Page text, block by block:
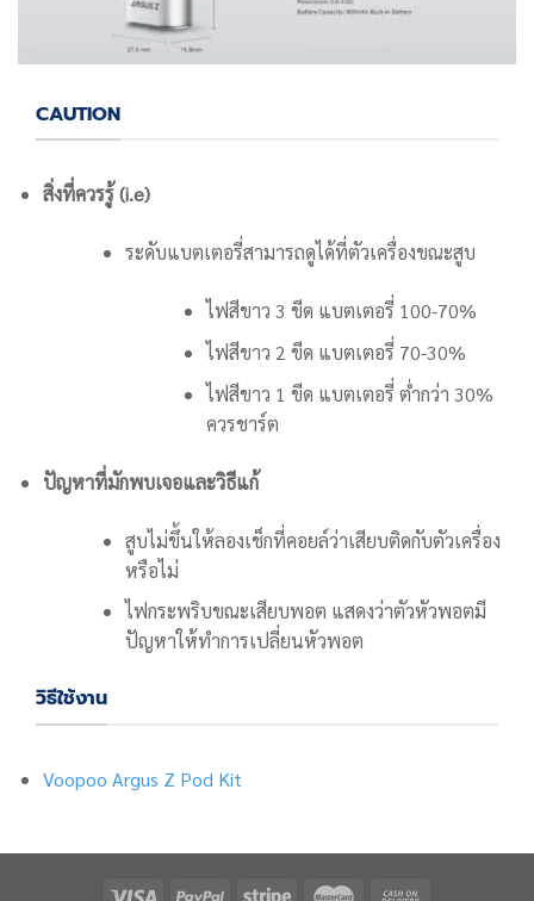
CAUTION
สิ่งที่ควรรู้ (i.e)
ระดับแบตเตอรี่สามารถดูได้ที่ตัวเครื่องขณะสูบ
ไฟสีขาว 3 ขีด แบตเตอรี่ 100-70%
ไฟสีขาว 2 ขีด แบตเตอรี่ 70-30%
ไฟสีขาว 1 ขีด แบตเตอรี่ ต่ำกว่า 30%
ควรชาร์ต
ปัญหาที่มักพบเจอและวิธีแก้
สูบไม่ขึ้นให้ลองเช็กที่คอยล์ว่าเสียบติดกับตัวเครื่อง
หรือไม่
ไฟกระพริบขณะเสียบพอต แสดงว่าตัวหัวพอตมี
ปัญหาให้ทำการเปลี่ยนหัวพอต
วิธีใช้งาน
Voopoo Argus Z Pod Kit